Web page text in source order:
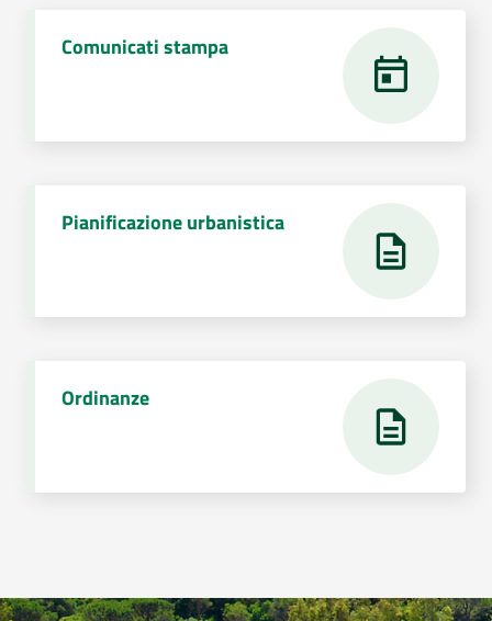
Comunicati stampa
Pianificazione urbanistica
Ordinanze